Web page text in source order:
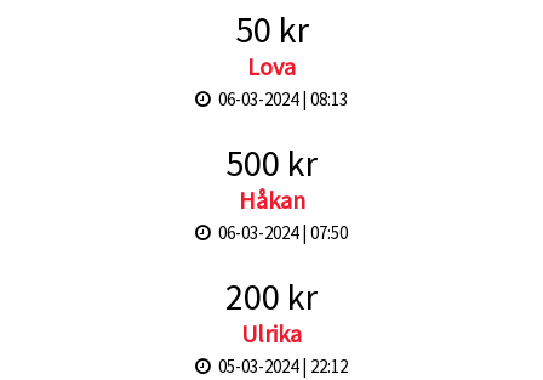
50 kr
Lova
06-03-2024 | 08:13
500 kr
Håkan
06-03-2024 | 07:50
200 kr
Ulrika
05-03-2024 | 22:12